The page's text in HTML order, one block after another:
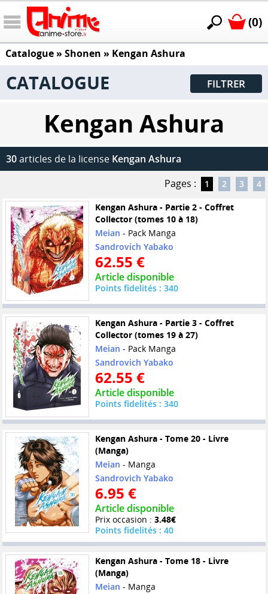
(0)
Catalogue» Shonen » Kengan Ashura
CATALOGUE FILTRER
Kengan Ashura
30articles de la license Kengan Ashura
Pages :
1 2 3 4
Kengan Ashura - Partie 2 - Coffret
Collector (tomes 10 à 18)
Meian - Pack Manga
Sandrovich Yabako
62.55 €
Article disponible
Points fidelités : 340
Kengan Ashura - Partie 3 - Coffret
Collector (tomes 19 à 27)
Meian - Pack Manga
Sandrovich Yabako
62.55 €
Article disponible
Points fidelités : 340
Kengan Ashura - Tome 20 - Livre
(Manga)
Meian - Manga
Sandrovich Yabako
6.95 €
Article disponible
Prix occasion : 3.48€
Points fidelités : 40
Kengan Ashura - Tome 18 - Livre
(Manga)
Meian - Manga